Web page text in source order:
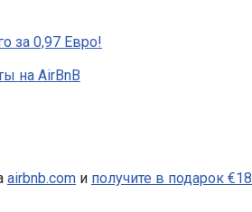
за 0,97 Евро!
на AirBnB
airbnb.com и получите в подарок €18